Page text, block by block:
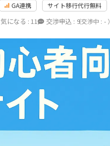
GA連携 サイト移行代行無料
気になる : 11 交渉申込 : 9
（交渉中 : - ）